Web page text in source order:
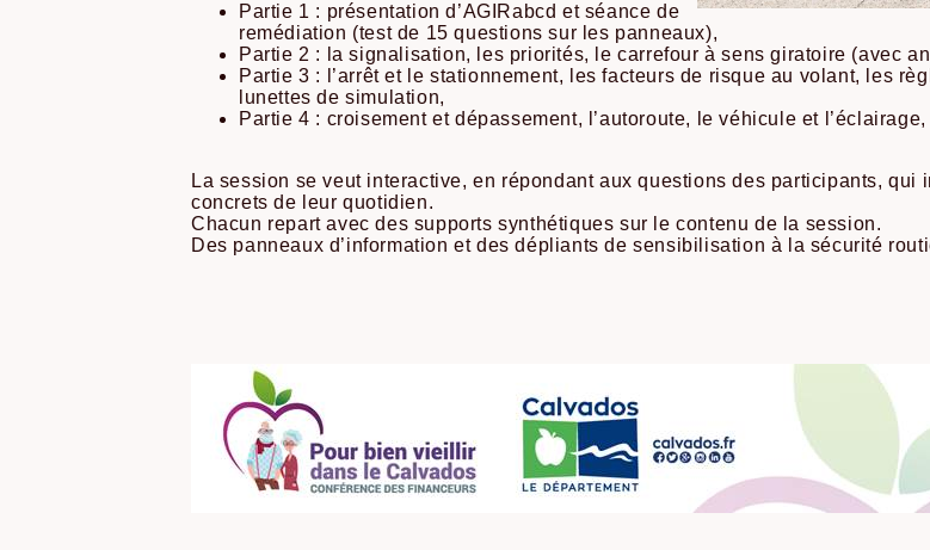
Partie 1 : présentation d’AGIRabcd et séance de
remédiation (test de 15 questions sur les panneaux),
Partie 2 : la signalisation, les priorités, le carrefour à sens giratoire (avec
Partie 3 : l’arrêt et le stationnement, les facteurs de risque au volant, les
lunettes de simulation,
Partie 4 : croisement et dépassement, l’autoroute, le véhicule et
La session se veut interactive, en répondant aux questions des participants,
concrets de leur quotidien.
Chacun repart avec des supports synthétiques sur le contenu de la session.
Des panneaux d’information et des dépliants de sensibilisation à la sécurité